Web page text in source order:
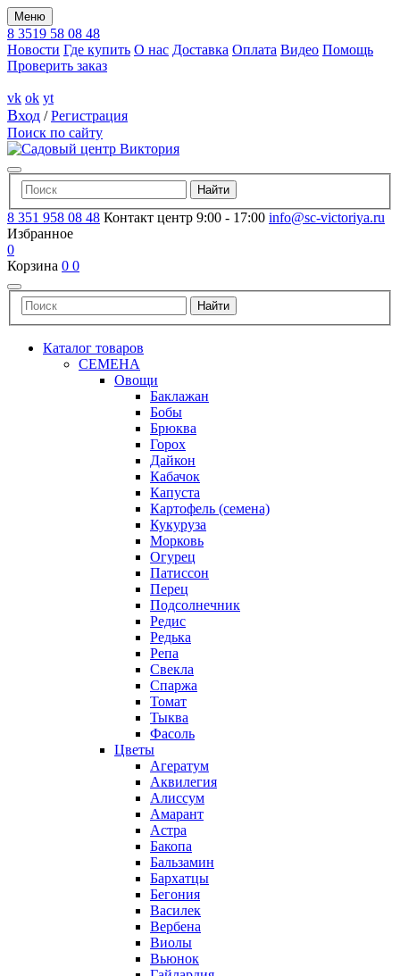
Меню
8 3519 58 08 48
Новости Где купить О нас Доставка Оплата Видео Помощь
Проверить заказ
vk ok yt
Вход /Регистрация
Поиск по сайту
8 351 958 08 48 Контакт центр 9:00 - 17:00 info@sc-victoriya.ru
Избранное
0
Корзина 0 0
Каталог товаров
СЕМЕНА
Овощи
Баклажан
Бобы
Брюква
Горох
Дайкон
Кабачок
Капуста
Картофель (семена)
Кукуруза
Морковь
Огурец
Патиссон
Перец
Подсолнечник
Редис
Редька
Репа
Свекла
Спаржа
Томат
Тыква
Фасоль
Цветы
Агератум
Аквилегия
Алиссум
Амарант
Астра
Бакопа
Бальзамин
Бархатцы
Бегония
Василек
Вербена
Виолы
Вьюнок